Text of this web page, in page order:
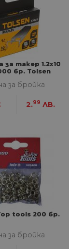
за такер 1.2x10
бр. Tolsen
за бройка
2.99 ЛВ.
tools 200 бр.
за бройка